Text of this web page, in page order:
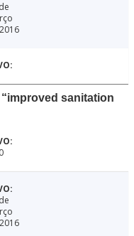
sanitation